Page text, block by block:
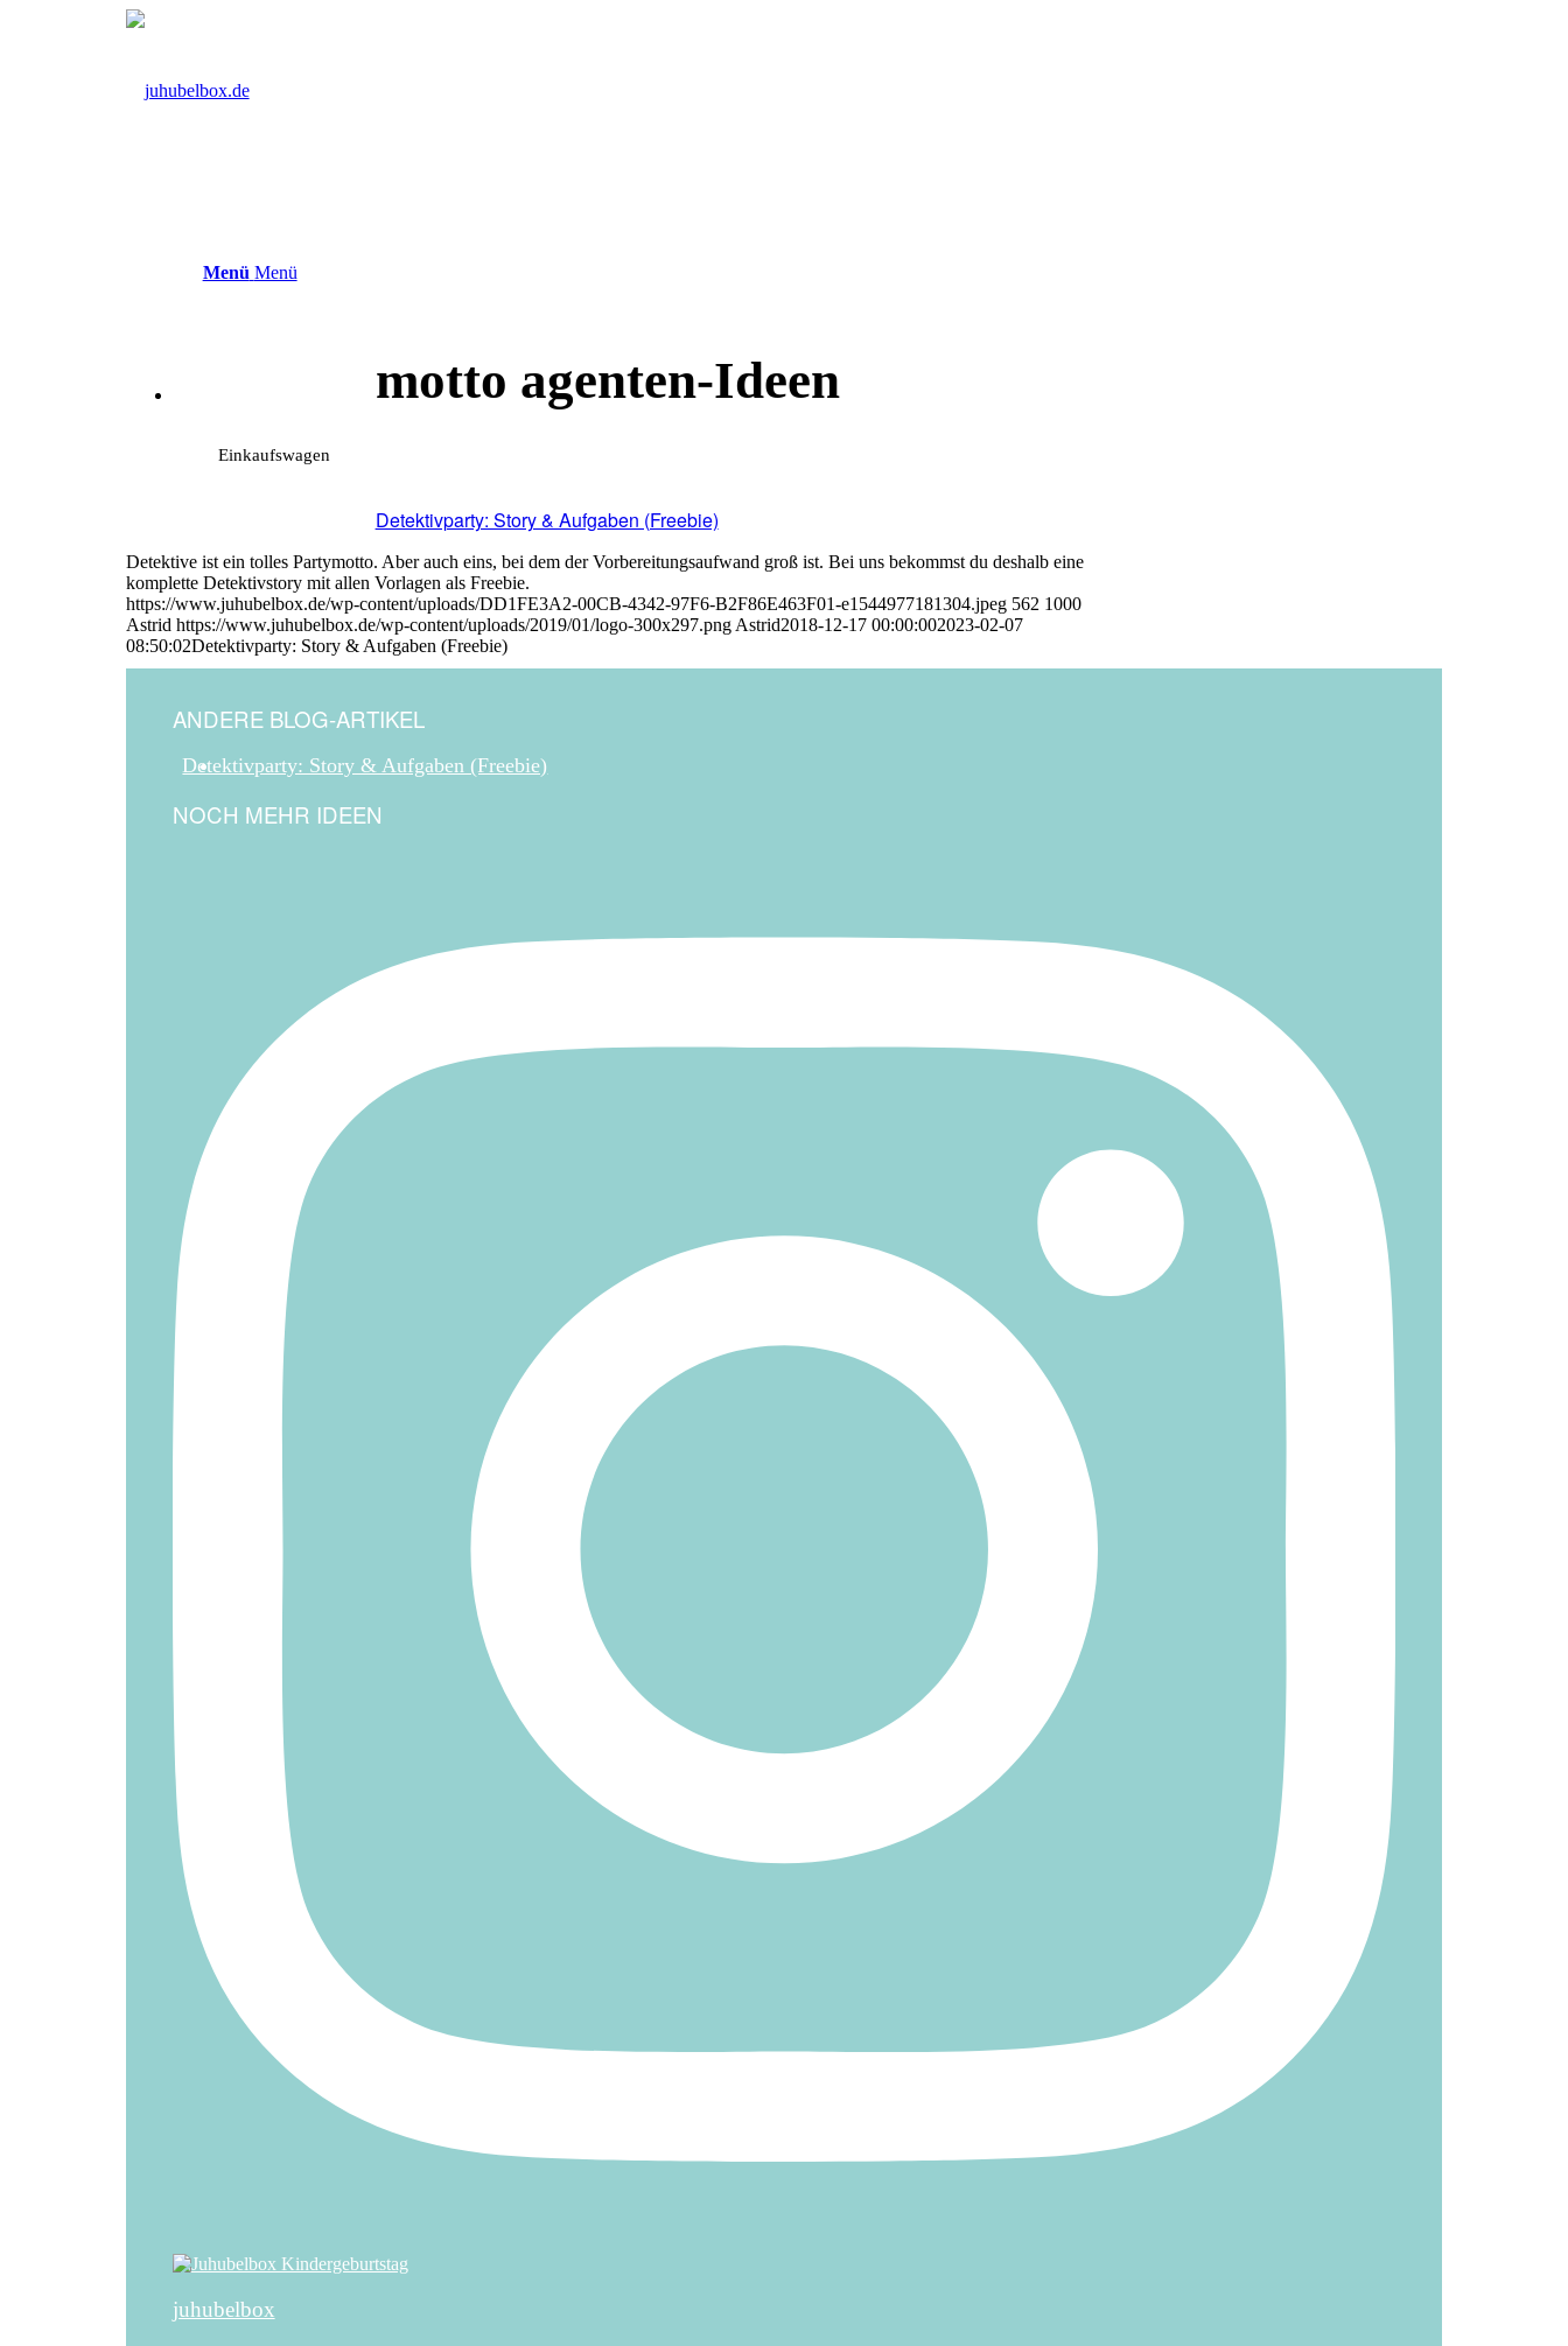
Menü Menü
Einkaufswagen
motto agenten-Ideen
Detektivparty: Story & Aufgaben (Freebie)
Detektive ist ein tolles Partymotto. Aber auch eins, bei dem der Vorbereitungsaufwand groß ist. Bei uns bekommst du deshalb eine
komplette Detektivstory mit allen Vorlagen als Freebie.
https://www.juhubelbox.de/wp-content/uploads/DD1FE3A2-00CB-4342-97F6-B2F86E463F01-e1544977181304.jpeg 562 1000
Astrid https://www.juhubelbox.de/wp-content/uploads/2019/01/logo-300x297.png Astrid2018-12-17 00:00:002023-02-07
08:50:02Detektivparty: Story & Aufgaben (Freebie)
ANDERE BLOG-ARTIKEL
Detektivparty: Story & Aufgaben (Freebie)
NOCH MEHR IDEEN
juhubelbox